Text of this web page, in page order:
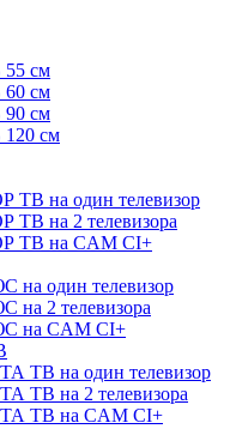
см
см
см
см
на один телевизор
на 2 телевизора
ТВ на CAM CI+
один телевизор
2 телевизора
на CAM CI+
ТВ на один телевизор
ТВ на 2 телевизора
ТВ на CAM CI+